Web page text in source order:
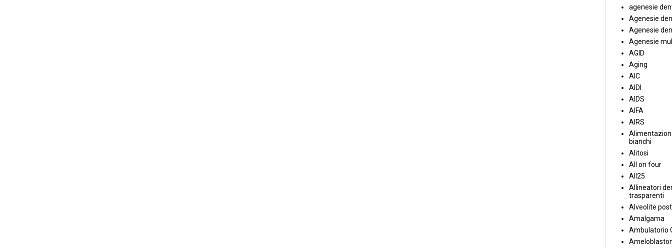
agenesie
Agenesie
Agenesie
Agenesie
AGID
Aging
AIC
AIDI
AIDS
AIFA
AIRS
bianchi
Alitosi
All on four
All25
Allineatori
trasparenti
Alveolite
Amalgama
Ambulatorio